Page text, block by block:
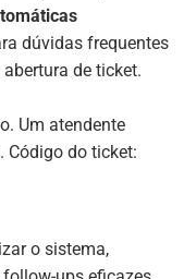
dúvidas frequentes
de ticket.
Um atendente
Código do ticket:
o sistema,